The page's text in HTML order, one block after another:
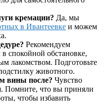
кремации? Да, мы
в Ивантеевке и можем
Рекомендуем
спокойной обстановке,
лакомством. Подготовьте
животного.
вины после? Чувство
Помните, что вы приняли
чтобы избавить